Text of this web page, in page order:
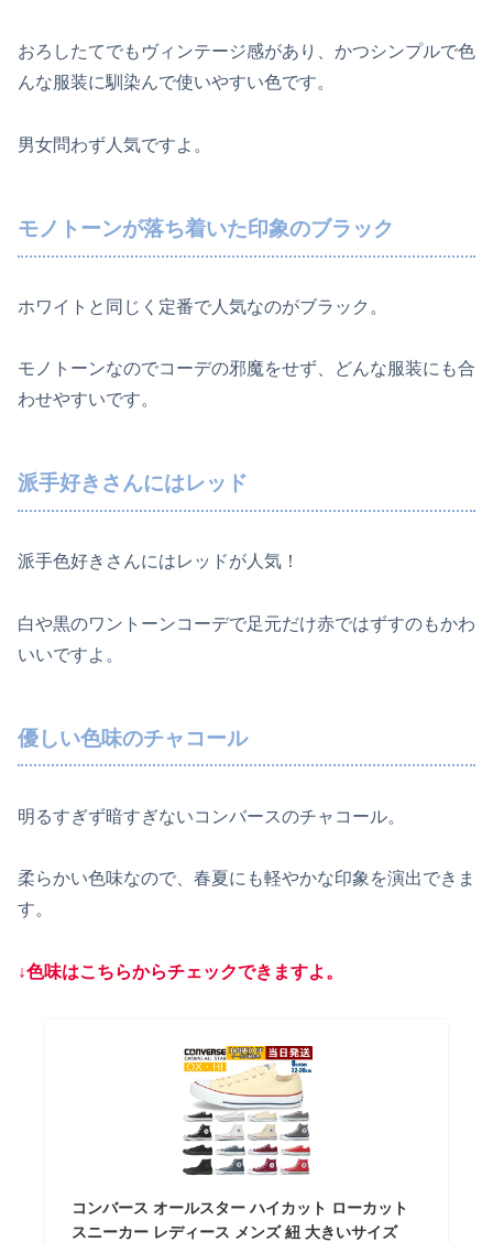
おろしたてでもヴィンテージ感があり、かつシンプルで色
んな服装に馴染んで使いやすい色です。
男女問わず人気ですよ。
モノトーンが落ち着いた印象のブラック
ホワイトと同じく定番で人気なのがブラック。
モノトーンなのでコーデの邪魔をせず、どんな服装にも合
わせやすいです。
派手好きさんにはレッド
派手色好きさんにはレッドが人気！
白や黒のワントーンコーデで足元だけ赤ではずすのもかわ
いいですよ。
優しい色味のチャコール
明るすぎず暗すぎないコンバースのチャコール。
柔らかい色味なので、春夏にも軽やかな印象を演出できま
す。
↓色味はこちらからチェックできますよ。
コンバース オールスター ハイカット ローカット
スニーカー レディース メンズ 紐 大きいサイズ